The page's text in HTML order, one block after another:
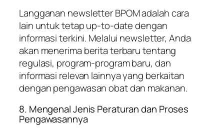
Langganan newsletter BPOM adalah cara
lain untuk tetap up-to-date dengan
informasi terkini. Melalui newsletter, Anda
akan menerima berita terbaru tentang
regulasi, program-program baru, dan
informasi relevan lainnya yang berkaitan
dengan pengawasan obat dan makanan.
8. Mengenal Jenis Peraturan dan Proses
Pengawasannya